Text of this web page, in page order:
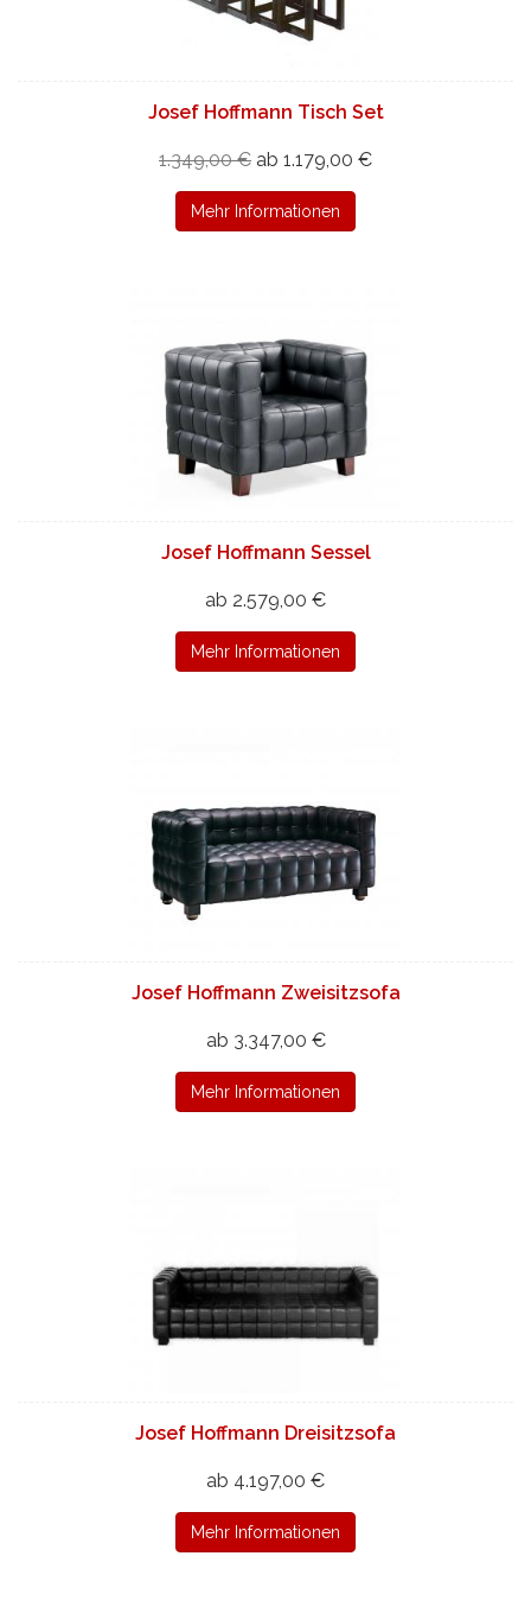
Josef Hoffmann Tisch Set
1.349,00 € ab 1.179,00 €
Mehr Informationen
Josef Hoffmann Sessel
ab 2.579,00 €
Mehr Informationen
Josef Hoffmann Zweisitzsofa
ab 3.347,00 €
Mehr Informationen
Josef Hoffmann Dreisitzsofa
ab 4.197,00 €
Mehr Informationen